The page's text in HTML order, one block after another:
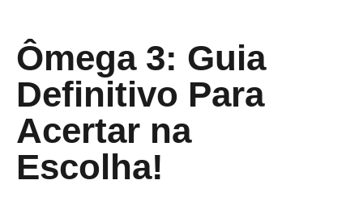
Ômega 3: Guia
Definitivo Para
Acertar na
Escolha!